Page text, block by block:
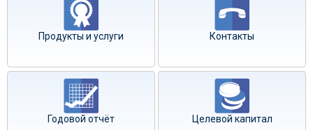
Продукты и услуги Контакты
Годовой отчёт Целевой капитал